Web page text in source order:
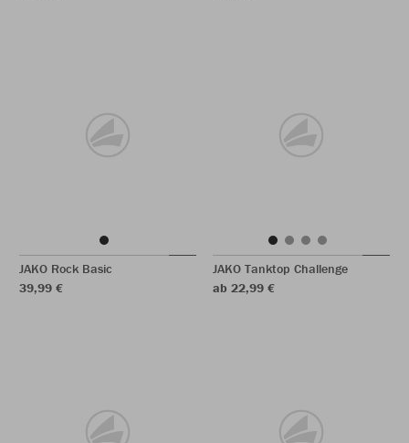
JAKO Rock Basic
39,99 €
JAKO Tanktop Challenge
ab 22,99 €